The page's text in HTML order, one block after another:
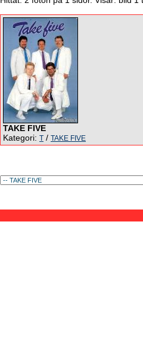
TAKE FIVE
Kategori: T / TAKE FIVE